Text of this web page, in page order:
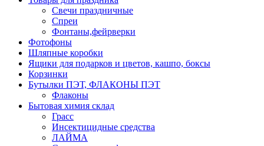
Свечи праздничные
Спреи
Фонтаны,фейрверки
Фотофоны
Шляпные коробки
Ящики для подарков и цветов, кашпо, боксы
Корзинки
Бутылки ПЭТ, ФЛАКОНЫ ПЭТ
Флаконы
Бытовая химия склад
Грасс
Инсектицидные средства
ЛАЙМА